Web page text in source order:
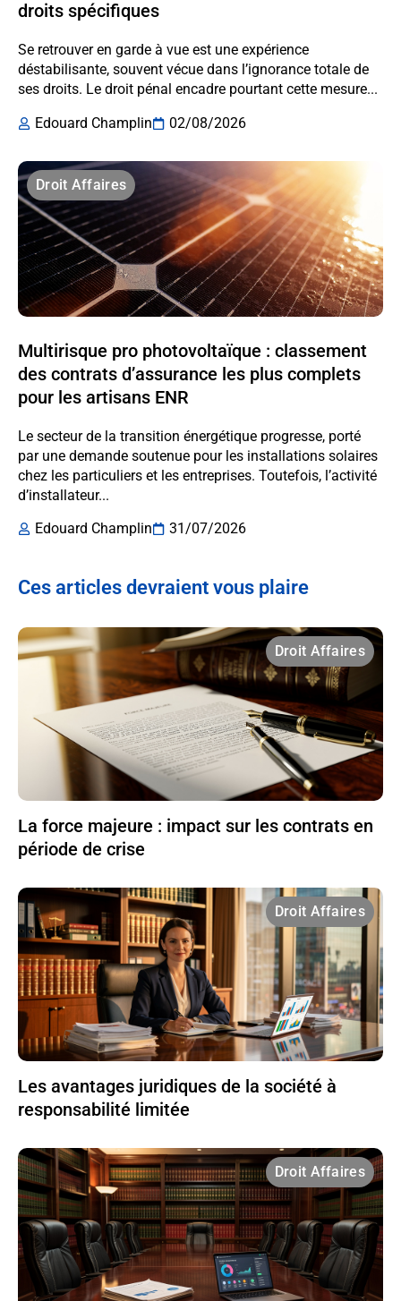
droits spécifiques
Se retrouver en garde à vue est une expérience
déstabilisante, souvent vécue dans l’ignorance totale de
ses droits. Le droit pénal encadre pourtant cette mesure...
Edouard Champlin
02/08/2026
Droit Affaires
Multirisque pro photovoltaïque : classement
des contrats d’assurance les plus complets
pour les artisans ENR
Le secteur de la transition énergétique progresse, porté
par une demande soutenue pour les installations solaires
chez les particuliers et les entreprises. Toutefois, l’activité
d’installateur...
Edouard Champlin
31/07/2026
Ces articles devraient vous plaire
Droit Affaires
La force majeure : impact sur les contrats en
période de crise
Droit Affaires
Les avantages juridiques de la société à
responsabilité limitée
Droit Affaires